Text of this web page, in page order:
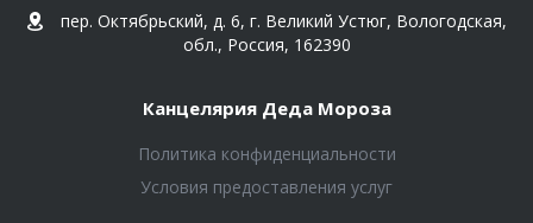
пер. Октябрьский, д. 6, г. Великий Устюг, Вологодская,
обл., Россия, 162390
Канцелярия Деда Мороза
Политика конфиденциальности
Условия предоставления услуг